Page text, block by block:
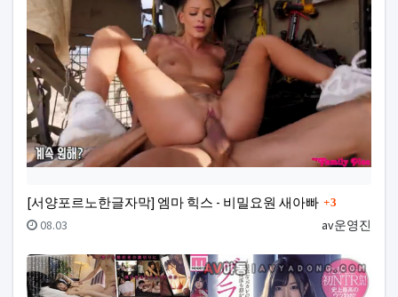
[서양포르노한글자막] 엠마 힉스 - 비밀요원 새아빠 댓글
3
등록자
av운영진
등록일
08.03